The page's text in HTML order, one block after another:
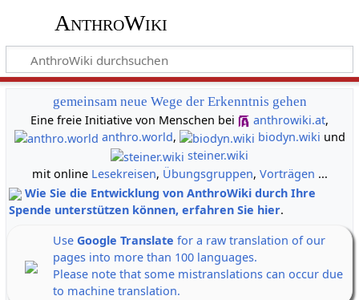
AnthroWiki
gemeinsam neue Wege der Erkenntnis gehen
Eine freie Initiative von Menschen bei
anthrowiki.at,
anthro.world, biodyn.wiki und
steiner.wiki
mit online Lesekreisen, Übungsgruppen, Vorträgen ...
Wie Sie die Entwicklung von AnthroWiki durch Ihre
Spende unterstützen können, erfahren Sie hier.
Use Google Translate for a raw translation of our
pages into more than 100 languages.
Please note that some mistranslations can occur due
to machine translation.